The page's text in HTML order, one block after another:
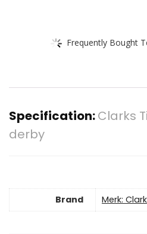
Frequently Bought
Specification:Clarks
derby
Brand Merk: